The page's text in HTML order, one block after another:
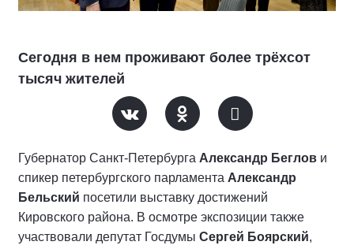
Сегодня в нем проживают более трёхсот
тысяч жителей
Губернатор Санкт-Петербурга Александр Беглов и
спикер петербургского парламента Александр
Бельский посетили выставку достижений
Кировского района. В осмотре экспозиции также
участвовали депутат Госдумы Сергей Боярский,